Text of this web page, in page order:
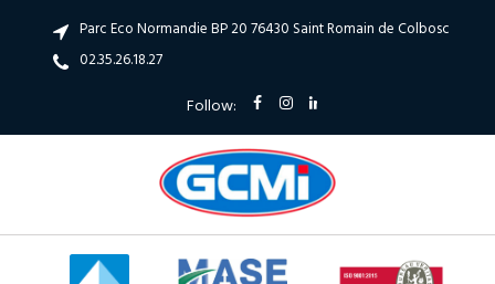
Parc Eco Normandie BP 20 76430 Saint Romain de Colbosc
02.35.26.18.27
Follow: